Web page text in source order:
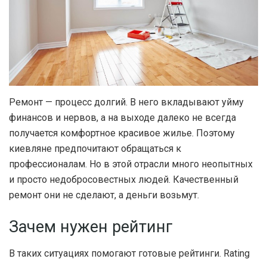
Ремонт — процесс долгий. В него вкладывают уйму
финансов и нервов, а на выходе далеко не всегда
получается комфортное красивое жилье. Поэтому
киевляне предпочитают обращаться к
профессионалам. Но в этой отрасли много неопытных
и просто недобросовестных людей. Качественный
ремонт они не сделают, а деньги возьмут.
Зачем нужен рейтинг
В таких ситуациях помогают готовые рейтинги. Rating